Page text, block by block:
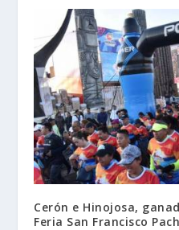
Cerón e Hinojosa,
Feria San Francisco